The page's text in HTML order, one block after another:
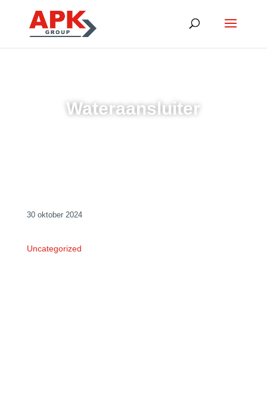
Wateraansluiter
30 oktober 2024
Uncategorized